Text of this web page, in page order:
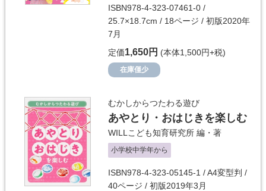
ISBN978-4-323-07461-0 /
25.7×18.7cm / 18ページ / 初版2020年
7月
定価1,650円 (本体1,500円+税)
在庫僅少
むかしからつたわる遊び
あやとり・おはじきを楽しむ
WILLこども知育研究所 編・著
小学校中学年から
ISBN978-4-323-05145-1 / A4変型判 /
40ページ / 初版2019年3月